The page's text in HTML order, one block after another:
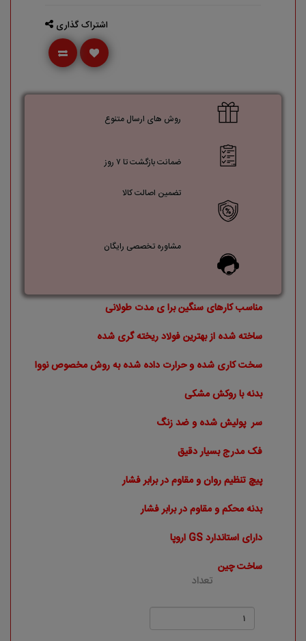
اشتراک گذاری
روش های ارسال متنوع
ضمانت بازگشت تا ۷ روز
تضمین اصالت کالا
مشاوره تخصصی رایگان
مناسب کارهای سنگین برا ی مدت طولانی
ساخته شده از بهترین فولاد ریخته گری شده
سخت کاری شده و حرارت داده شده به روش مخصوص نووا
بدنه با روکش مشکی
سر پولیش شده و ضد زنگ
فک مدرج بسیار دقیق
پیچ تنظیم روان و مقاوم در برابر فشار
بدنه محکم و مقاوم در برابر فشار
دارای استاندارد GS اروپا
ساخت چین
تعداد